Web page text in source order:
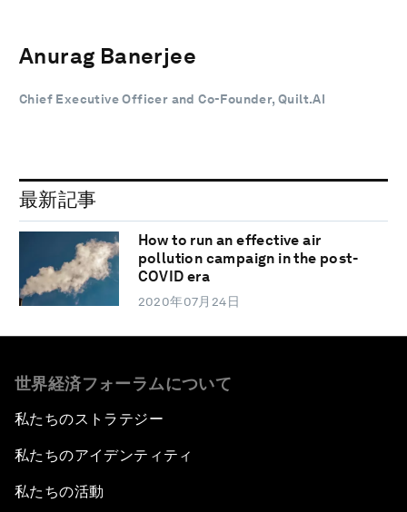
Anurag Banerjee
Chief Executive Officer and Co-Founder, Quilt.AI
最新記事
How to run an effective air
pollution campaign in the post-
COVID era
2020年07月24日
世界経済フォーラムについて
私たちのストラテジー
私たちのアイデンティティ
私たちの活動